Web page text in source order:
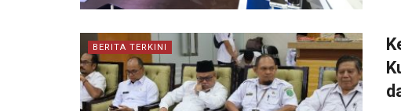
BERITA TERKINI